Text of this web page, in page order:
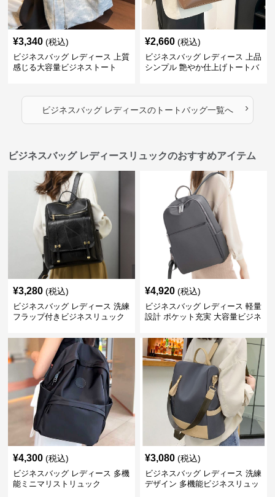
¥3,340 (税込)
ビジネスバッグ レディース 上質
感じる大容量ビジネストート
¥2,660 (税込)
ビジネスバッグ レディース 上品
シンプル 艶やか仕上げトートバ
ビジネスバッグ レディースのトートバッグ一覧へ ›
ビジネスバッグ レディースリュックのおすすめアイテム
¥3,280 (税込)
ビジネスバッグ レディース 洗練
フラップ付きビジネスリュック
¥4,920 (税込)
ビジネスバッグ レディース 軽量
設計 ポケット充実 大容量ビジネ
¥4,300 (税込)
ビジネスバッグ レディース 多機
能ミニマリストリュック
¥3,080 (税込)
ビジネスバッグ レディース 洗練
デザイン 多機能ビジネスリュッ